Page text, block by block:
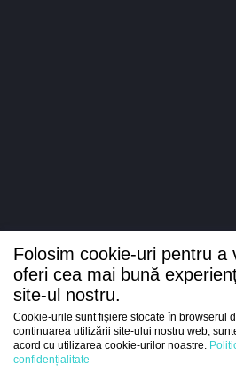
Intrați
Folosim cookie-uri pentru a
oferi cea mai bună
site-ul nostru.
Cookie-urile sunt fișiere stocate în browserul
continuarea utilizării site-ului nostru web,
acord cu utilizarea cookie-urilor noastre.
confidențialitate